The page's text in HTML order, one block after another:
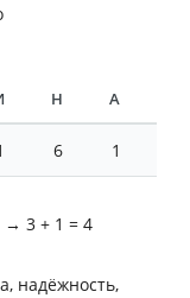
Н А
6 1
→ 3 + 1 = 4
надёжность,